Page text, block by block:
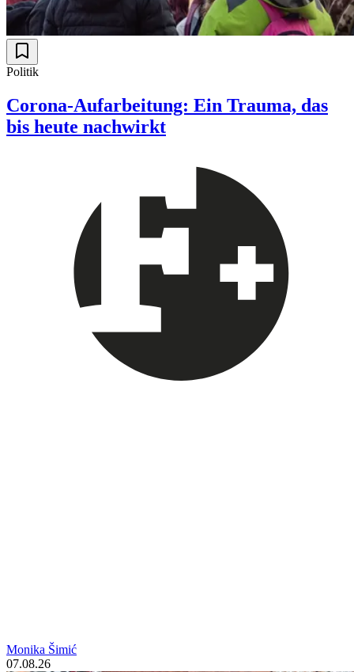
Politik
Corona-Aufarbeitung: Ein Trauma, das
bis heute nachwirkt
Monika Šimić
07.08.26